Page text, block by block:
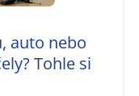
auto nebo
Tohle si